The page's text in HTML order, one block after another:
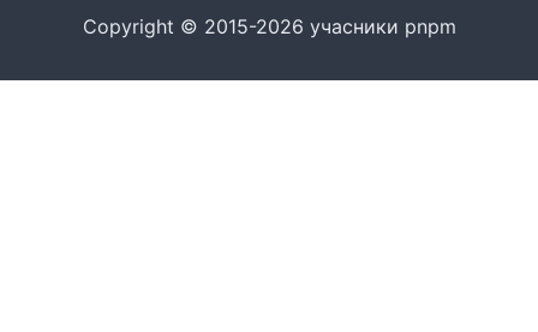
Copyright © 2015-2026 учасники pnpm